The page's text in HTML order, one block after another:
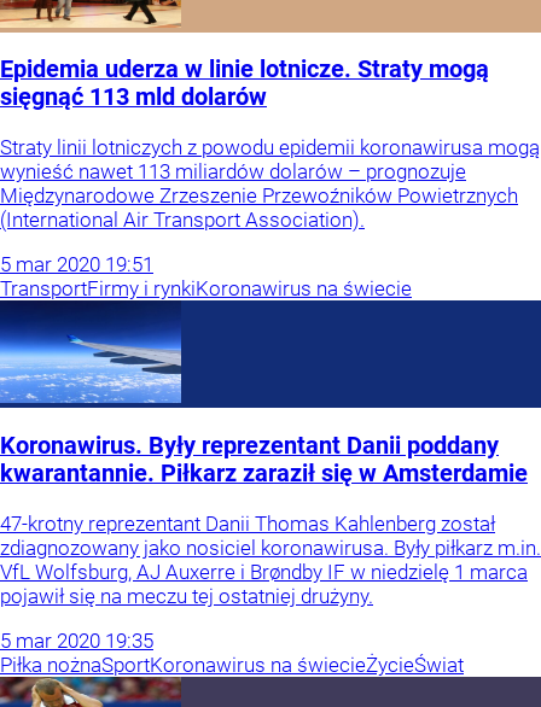
Epidemia uderza w linie lotnicze. Straty mogą
sięgnąć 113 mld dolarów
Straty linii lotniczych z powodu epidemii koronawirusa mogą
wynieść nawet 113 miliardów dolarów – prognozuje
Międzynarodowe Zrzeszenie Przewoźników Powietrznych
(International Air Transport Association).
5 mar 2020 19:51
TransportFirmy i rynkiKoronawirus na świecie
Koronawirus. Były reprezentant Danii poddany
kwarantannie. Piłkarz zaraził się w Amsterdamie
47-krotny reprezentant Danii Thomas Kahlenberg został
zdiagnozowany jako nosiciel koronawirusa. Były piłkarz m.in.
VfL Wolfsburg, AJ Auxerre i Brøndby IF w niedzielę 1 marca
pojawił się na meczu tej ostatniej drużyny.
5 mar 2020 19:35
Piłka nożnaSportKoronawirus na świecieŻycieŚwiat